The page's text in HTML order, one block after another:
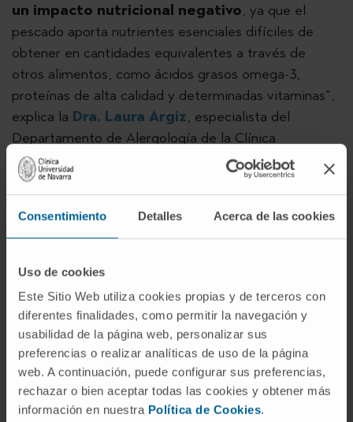
Consentimiento Detalles Acerca de las cookies
Uso de cookies
Este Sitio Web utiliza cookies propias y de terceros con
diferentes finalidades, como permitir la navegación y
usabilidad de la página web, personalizar sus
preferencias o realizar analíticas de uso de la página
web. A continuación, puede configurar sus preferencias,
rechazar o bien aceptar todas las cookies y obtener más
información en nuestra Política de Cookies.
un impacto nutricional negativo, ya que el
pescado aporta nutrientes esenciales difíciles de
obtener en cantidades equivalentes a través de
otros alimentos, como ácidos grasos omega-3,
proteínas de alta calidad y determinadas vitaminas”,
explica la Dra. Laura Argiz, especialista del
Departamento de Alergología de la Clínica
Universidad de Navarra.
El abordaje clínico conlleva un seguimiento en
consulta mediante pruebas cutáneas periódicas. Las
provocaciones sistemáticas con distintas especies
gravedad de las potenciales reacciones aconseja
evitarlo. Como consecuencia, actualmente no existen
alternativas seguras y sostenibles para cubrir las
necesidades nutricionales de estos pacientes.
Este es el origen del estudio, que excluye los casos
de reacción alérgica a anisakis. Su primer objetivo es
ofrecer una alternativa segura que puedan consumir